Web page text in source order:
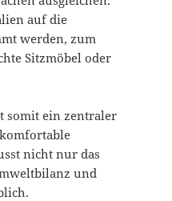
auf die
werden, zum
Sitzmöbel oder
somit ein zentraler
nicht nur das
und